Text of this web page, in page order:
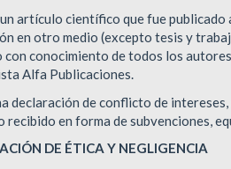
artículo científico que fue
en otro medio (excepto tesis y
con conocimiento de todos los
Alfa Publicaciones.
declaración de conflicto de
recibido en forma de subvenciones,
DE ÉTICA Y NEGLIGENCIA